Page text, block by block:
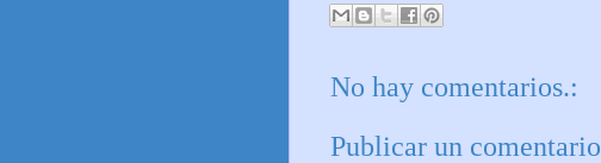
No hay comentarios.:
Publicar un comentario